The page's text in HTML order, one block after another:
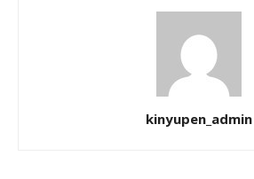
kinyupen_admin